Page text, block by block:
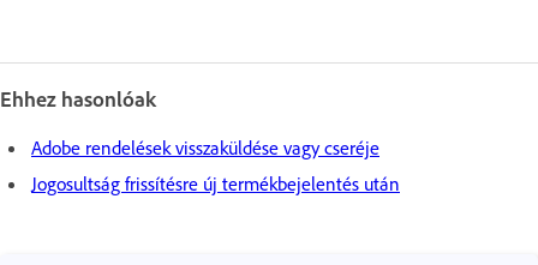
Ehhez hasonlóak
Adobe rendelések visszaküldése vagy cseréje
Jogosultság frissítésre új termékbejelentés után